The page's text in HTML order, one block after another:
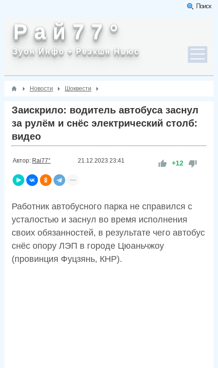
Поиск
Р а й 7 7 °
Зуон Инфо + Реэкшн Ньюс
Новости Шоквести
Заискрило: водитель автобуса заснул
за рулём и снёс электрический столб:
видео
Автор: Rai77° 21.12.2023 23:41 +12
Работник автобусного парка не справился с
усталостью и заснул во время исполнения
своих обязанностей, в результате чего автобус
снёс опору ЛЭП в городе Цюаньчжоу
(провинция Фуцзянь, КНР).